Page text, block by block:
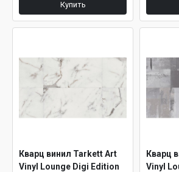
Купить
Кварц винил Tarkett Art
Vinyl Lounge Digi Edition
Кварц
Vinyl